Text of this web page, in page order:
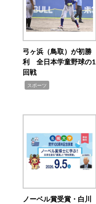
弓ヶ浜（鳥取）が初勝
利 全日本学童野球の1
回戦
スポーツ
ノーベル賞受賞・白川